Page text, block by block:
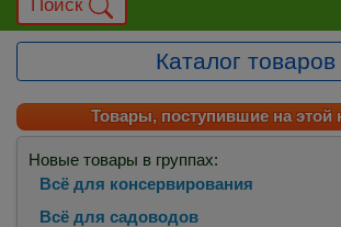
Поиск
Каталог товаров
Товары, поступившие на этой
Новые товары в группах:
Всё для консервирования
Всё для садоводов